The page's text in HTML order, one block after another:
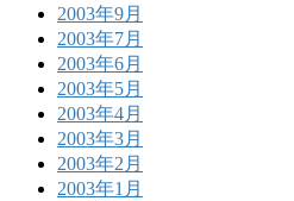
2003年9月
2003年7月
2003年6月
2003年5月
2003年4月
2003年3月
2003年2月
2003年1月